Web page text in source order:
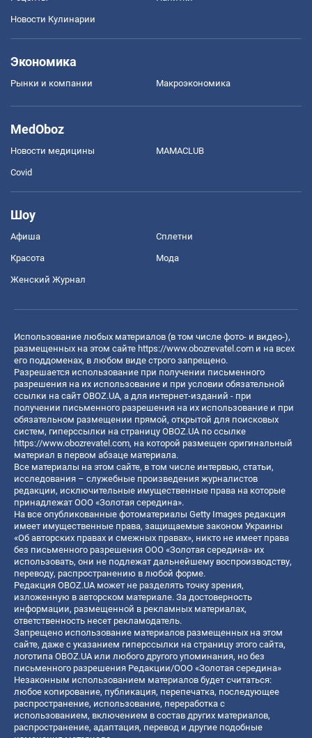
Новости Кулинарии
Экономика
Рынки и компании Mакроэкономика
MedOboz
Новости медицины MAMACLUB
Covid
Шоу
Афиша Сплетни
Красота Мода
Женский Журнал
Использование любых материалов (в том числе фото- и видео-),
размещенных на этом сайте https://www.obozrevatel.com и на всех
его поддоменах, в любом виде строго запрещено.
Разрешается использование при получении письменного
разрешения на их использование и при условии обязательной
ссылки на сайт OBOZ.UA, а для интернет-изданий - при
получении письменного разрешения на их использование и при
обязательном размещении прямой, открытой для поисковых
систем, гиперссылки на страницу OBOZ.UA по ссылке
https://www.obozrevatel.com, на которой размещен оригинальный
материал в первом абзаце материала.
Все материалы на этом сайте, в том числе интервью, статьи,
исследования – служебные произведения журналистов
редакции, исключительные имущественные права на которые
принадлежат ООО «Золотая середина».
На все опубликованные фотоматериалы Getty Images редакция
имеет имущественные права, защищаемые законом Украины
«Об авторских правах и смежных правах», никто не имеет права
без письменного разрешения ООО «Золотая середина» их
использовать, они не подлежат дальнейшему воспроизводству,
переводу, распространению в любой форме.
Редакция OBOZ.UA может не разделять точку зрения,
изложенную в авторском материале. За достоверность
информации, размещенной в рекламных материалах,
ответственность несет рекламодатель.
Запрещено использование материалов размещенных на этом
сайте, даже с указанием гиперссылки на страницу этого сайта,
логотипа OBOZ.UA или любого другого упоминания, но без
письменного разрешения Редакции/ООО «Золотая середина»
Незаконным использованием материалов будет считаться:
любое копирование, публикация, перепечатка, последующее
распространение, использование, переработка с
использованием, включением в состав других материалов,
распространение, адаптация, перевод и другие подобные